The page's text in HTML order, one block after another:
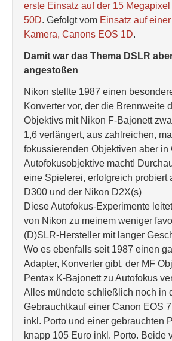
erste Einsatz auf der 15
50D. Gefolgt vom Einsatz auf
Kamera, Canons EOS 1D.
Damit war das Thema DSLR
angestoßen
Nikon stellte 1987 einen
Konverter vor, der die Brennweite
Objektivs mit Nikon F-Bajonett
1,6 verlängert, aus zahlreichen,
fokussierenden Objektiven aber in
Autofokusobjektive macht!
eine Spielerei, erfolgreich probiert
D300 und der Nikon D2X(s)
Diese Autofokus-Experimente
von Nikon zu meinem weniger
(D)SLR-Hersteller mit langer
Wo es ebenfalls seit 1987 einen
Adapter, Konverter gibt, der MF
Pentax K-Bajonett zu Autofokus
Alles mündete schließlich noch in
Gebrauchtkauf einer Canon EOS
inkl. Porto und einer gebrauchten
knapp 105 Euro inkl. Porto. Beide